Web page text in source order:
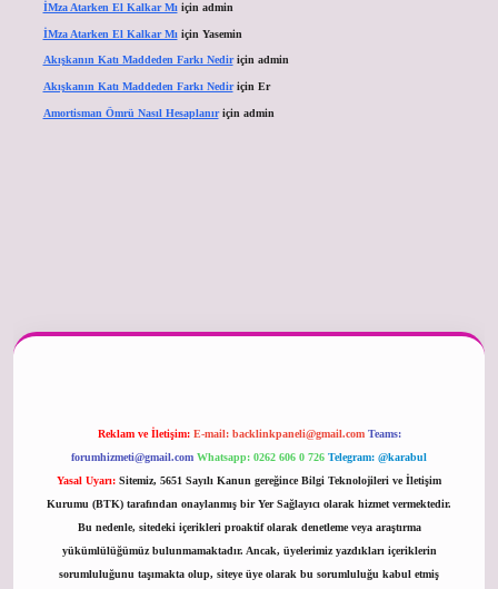
İMza Atarken El Kalkar Mıiçin admin
İMza Atarken El Kalkar Mıiçin Yasemin
Akışkanın Katı Maddeden Farkı Nediriçin admin
Akışkanın Katı Maddeden Farkı Nediriçin Er
Amortisman Ömrü Nasıl Hesaplanıriçin admin
Reklam ve İletişim: E-mail: backlinkpaneli@gmail.com Teams:
forumhizmeti@gmail.com Whatsapp: 0262 606 0 726 Telegram: @karabul
Yasal Uyarı: Sitemiz, 5651 Sayılı Kanun gereğince Bilgi Teknolojileri ve İletişim
Kurumu (BTK) tarafından onaylanmış bir Yer Sağlayıcı olarak hizmet vermektedir.
Bu nedenle, sitedeki içerikleri proaktif olarak denetleme veya araştırma
yükümlülüğümüz bulunmamaktadır. Ancak, üyelerimiz yazdıkları içeriklerin
sorumluluğunu taşımakta olup, siteye üye olarak bu sorumluluğu kabul etmiş